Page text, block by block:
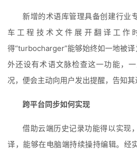
新增的术语库管理具备创建行业
车工程技术文件展开翻译工作
得“turbocharger”能够始终如一地被译
外还设有术语文脉检查这一功能，
况，便会主动向用户发出提醒，告知其
跨平台同步如何实现
借助云端历史记录功能得以实现
译，能够在电脑端持续操持编辑。经